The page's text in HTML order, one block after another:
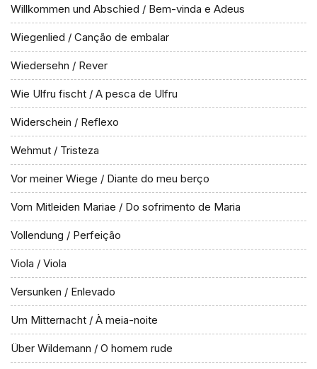
Willkommen und Abschied / Bem-vinda e Adeus
Wiegenlied / Canção de embalar
Wiedersehn / Rever
Wie Ulfru fischt / A pesca de Ulfru
Widerschein / Reflexo
Wehmut / Tristeza
Vor meiner Wiege / Diante do meu berço
Vom Mitleiden Mariae / Do sofrimento de Maria
Vollendung / Perfeição
Viola / Viola
Versunken / Enlevado
Um Mitternacht / À meia-noite
Über Wildemann / O homem rude